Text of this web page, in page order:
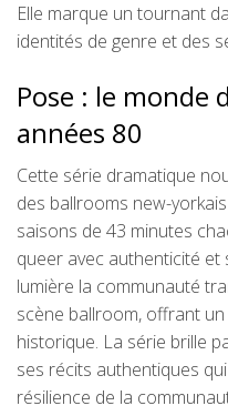
Elle marque un tournant
identités de genre et des
Pose : le monde
années 80
Cette série dramatique
des ballrooms new-
saisons de 43 minutes
queer avec authenticité et
lumière la communauté
scène ballroom, offrant
historique. La série brille
ses récits authentiques
résilience de la